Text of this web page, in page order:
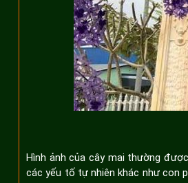
Hình ảnh của cây mai thường
các yếu tố tự nhiên khác như con